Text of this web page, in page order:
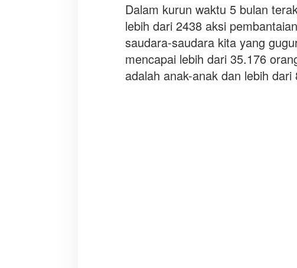
Dalam kurun waktu 5 bulan
lebih dari 2438 aksi
saudara-saudara kita yang
mencapai lebih dari 35.176
adalah anak-anak dan lebih